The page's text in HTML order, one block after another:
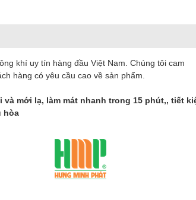
khí uy tín hàng đầu Việt Nam. Chúng tôi cam
hàng có yêu cầu cao về sản phẩm.
và mới lạ, làm mát nhanh trong 15 phút,, tiết
hòa